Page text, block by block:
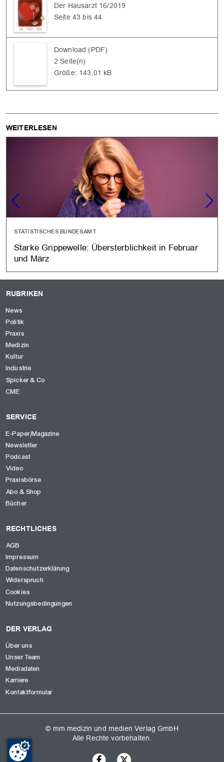
Der Hausarzt 16/2019
Seite 43 bis 44
Download (PDF)
2 Seite(n)
Größe: 143,01 kB
WEITERLESEN
STATISTISCHES BUNDESAMT
Starke Grippewelle: Übersterblichkeit in Februar
und März
RUBRIKEN
News
Politik
Praxis
Medizin
Kultur
Industrie
Spicker & Co
CME
SERVICE
E-Paper/Magazine
Newsletter
Podcast
Video
Praxisbörse
Abo & Shop
Bücher
RECHTLICHES
AGB
Impressum
Datenschutzerklärung
Widerspruch
Cookies
Nutzungsbedingungen
DER VERLAG
Über uns
Unser Team
Mediadaten
Karriere
Kontaktformular
© mm medizin und medien Verlag GmbH
Alle Rechte vorbehalten.